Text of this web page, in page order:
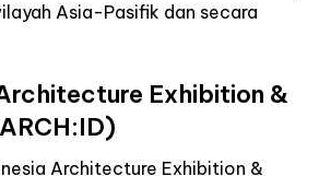
Asia-Pasifik dan secara
Exhibition &
Architecture Exhibition &